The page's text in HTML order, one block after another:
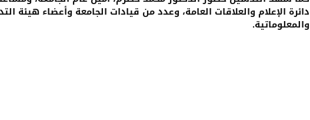
دائرة الإعلام والعلاقات العامة، وعدد من قيادات الجامعة وأعضاء هيئة
والمعلوماتية.